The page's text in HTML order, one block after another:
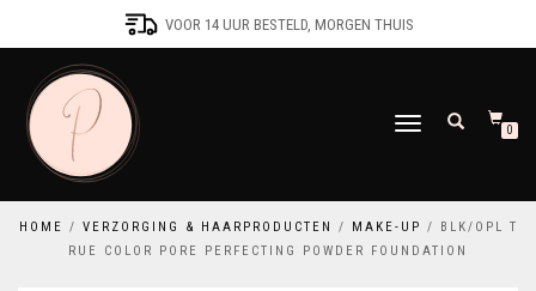
VOOR 14 UUR BESTELD, MORGEN THUIS
SCHAKEL
0
HOME / VERZORGING & HAARPRODUCTEN / MAKE-UP / BLK/OPL T
RUE COLOR PORE PERFECTING POWDER FOUNDATION